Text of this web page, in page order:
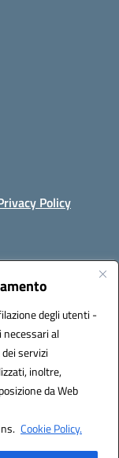
degli utenti -
al
servizi
inoltre,
da Web
Cookie Policy.
Policy
S.r.l.
Italia